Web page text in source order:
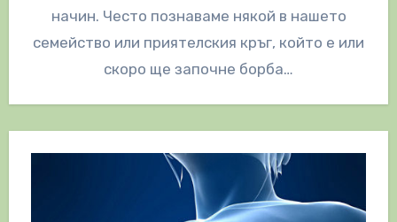
начин. Често познаваме някой в нашето
семейство или приятелския кръг, който е или
скоро ще започне борба…